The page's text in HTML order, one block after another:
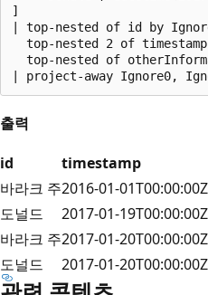
]
| top-nested of id by
top-nested 2 of
top-nested of
출력
id
timestamp
바라크 주2016-01-01T00:00:00Z
도널드
2017-01-19T00:00:00Z
바라크 주2017-01-20T00:00:00Z
도널드
2017-01-20T00:00:00Z